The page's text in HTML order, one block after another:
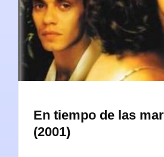
En tiempo de las
(2001)